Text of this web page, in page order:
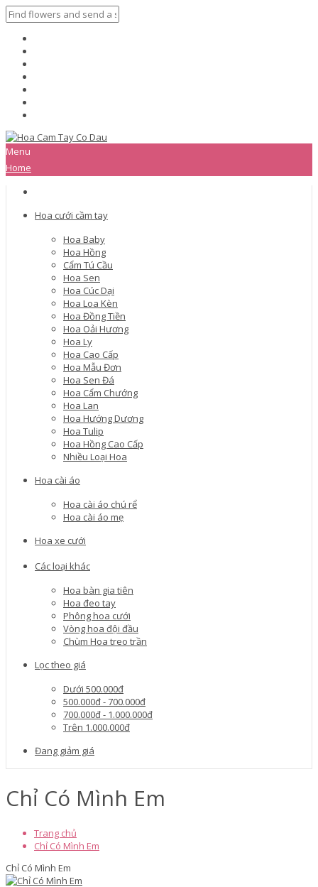
Menu
Home
Hoa cưới cầm tay
Hoa Baby
Hoa Hồng
Cẩm Tú Cầu
Hoa Sen
Hoa Cúc Dại
Hoa Loa Kèn
Hoa Đồng Tiền
Hoa Oải Hương
Hoa Ly
Hoa Cao Cấp
Hoa Mẫu Đơn
Hoa Sen Đá
Hoa Cẩm Chướng
Hoa Lan
Hoa Hướng Dương
Hoa Tulip
Hoa Hồng Cao Cấp
Nhiều Loại Hoa
Hoa cài áo
Hoa cài áo chú rể
Hoa cài áo mẹ
Hoa xe cưới
Các loại khác
Hoa bàn gia tiên
Hoa đeo tay
Phông hoa cưới
Vòng hoa đội đầu
Chùm Hoa treo trần
Lọc theo giá
Dưới 500.000đ
500.000đ - 700.000đ
700.000đ - 1.000.000đ
Trên 1.000.000đ
Đang giảm giá
Chỉ Có Mình Em
Trang chủ
Chỉ Có Mình Em
Chỉ Có Mình Em